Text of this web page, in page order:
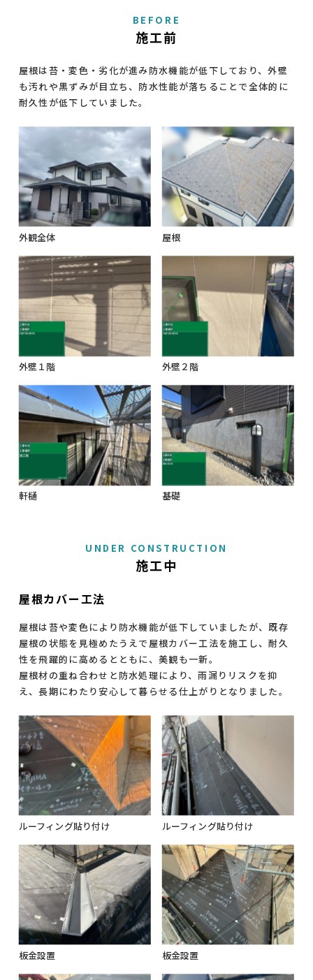
BEFORE
施工前
屋根は苔・変色・劣化が進み防水機能が低下しており、外壁
も汚れや黒ずみが目立ち、防水性能が落ちることで全体的に
耐久性が低下していました。
外観全体 屋根
外壁１階 外壁２階
軒樋 基礎
UNDER CONSTRUCTION
施工中
屋根カバー工法
屋根は苔や変色により防水機能が低下していましたが、既存
屋根の状態を見極めたうえで屋根カバー工法を施工し、耐久
性を飛躍的に高めるとともに、美観も一新。
屋根材の重ね合わせと防水処理により、雨漏りリスクを抑
え、長期にわたり安心して暮らせる仕上がりとなりました。
ルーフィング貼り付け ルーフィング貼り付け
板金設置 板金設置